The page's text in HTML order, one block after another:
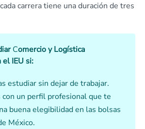
carrera tiene una duración de tres
Comercio y Logística
elIEU si:
estudiar sin dejar de trabajar.
con un perfil profesional que te
buena elegibilidad en las bolsas
México.